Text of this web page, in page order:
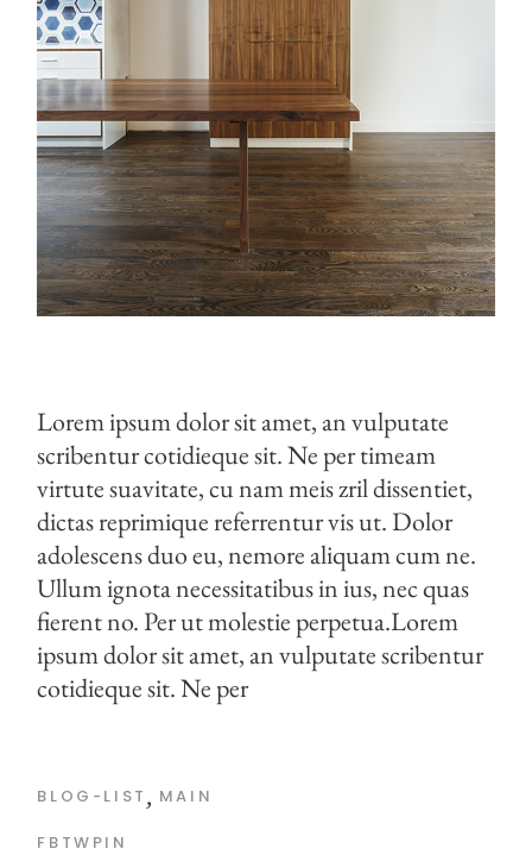
Lorem ipsum dolor sit amet, an vulputate
scribentur cotidieque sit. Ne per timeam
virtute suavitate, cu nam meis zril dissentiet,
dictas reprimique referrentur vis ut. Dolor
adolescens duo eu, nemore aliquam cum ne.
Ullum ignota necessitatibus in ius, nec quas
fierent no. Per ut molestie perpetua.Lorem
ipsum dolor sit amet, an vulputate scribentur
cotidieque sit. Ne per
BLOG-LIST MAIN
FB TW PIN